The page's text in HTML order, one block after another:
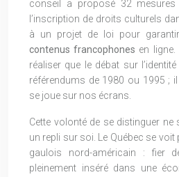
conseil a proposé 32 mesures
l’inscription de droits culturels
à un projet de loi pour
contenus francophones en ligne.
réaliser que le débat sur
référendums de 1980 ou 1995 ;
se joue sur nos écrans.
Cette volonté de se distinguer
un repli sur soi. Le Québec se
gaulois nord-américain : fier
pleinement inséré dans une